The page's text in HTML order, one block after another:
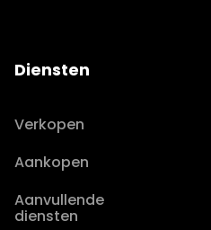
Diensten
Verkopen
Aankopen
Aanvullende
diensten